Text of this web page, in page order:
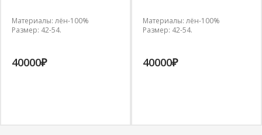
Материалы: лён-100%
Размер: 42-54.
40000₽
Материалы: лён-100%
Размер: 42-54.
40000₽